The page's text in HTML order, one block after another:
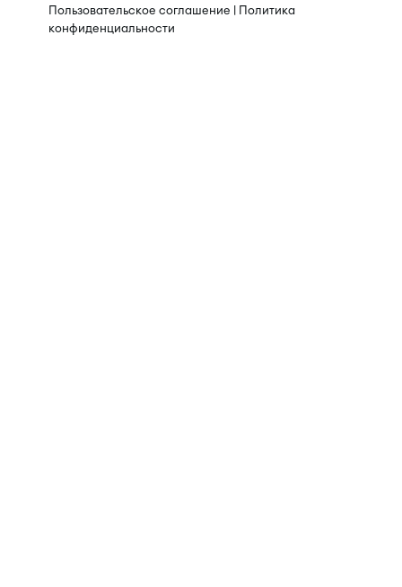
Пользовательское соглашение
Политика
конфиденциальности